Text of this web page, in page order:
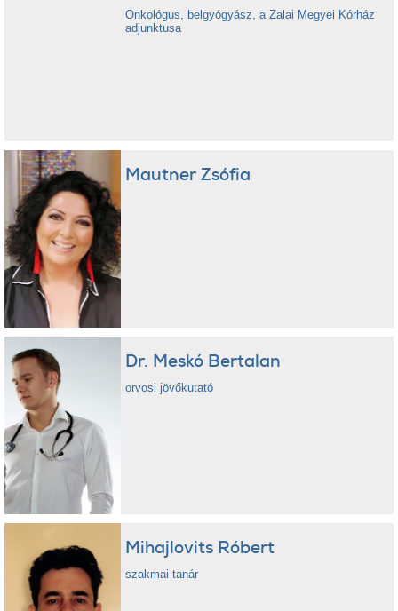
Onkológus, belgyógyász, a Zalai Megyei Kórház
adjunktusa
Mautner Zsófia
Dr. Meskó Bertalan
orvosi jövőkutató
Mihajlovits Róbert
szakmai tanár